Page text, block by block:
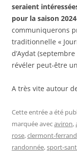
seraient
pour la saison
communiquerons
traditionnelle «
d’Aydat
révéler peut-être
A très vite autour
Cette entrée a été
marquée avecaviron,
rose,clermont-ferrand
randonnée,sport-